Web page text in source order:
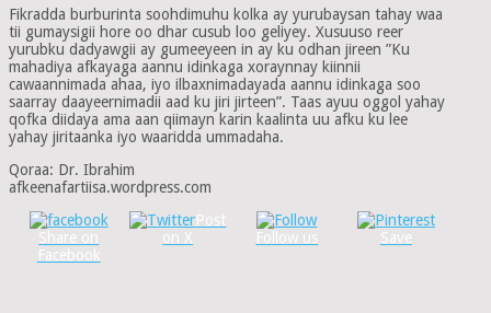
Fikradda burburinta soohdimuhu kolka ay yurubaysan tahay waa
tii gumaysigii hore oo dhar cusub loo geliyey. Xusuuso reer
yurubku dadyawgii ay gumeeyeen in ay ku odhan jireen ”Ku
mahadiya afkayaga aannu idinkaga xoraynnay kiinnii
cawaannimada ahaa, iyo ilbaxnimadayada aannu idinkaga soo
saarray daayeernimadii aad ku jiri jirteen”. Taas ayuu oggol yahay
qofka diidaya ama aan qiimayn karin kaalinta uu afku ku lee
yahay jiritaanka iyo waaridda ummadaha.
Qoraa: Dr. Ibrahim
afkeenafartiisa.wordpress.com
Share on
Facebook
Post
on X
Follow us Save